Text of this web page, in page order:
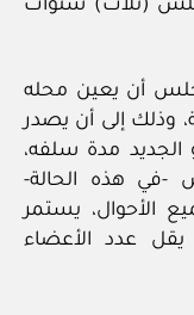
(ثلاث) سنوات
أن يعين محله
وذلك إلى أن يصدر
الجديد مدة سلفه،
-في هذه الحالة-
الأحوال، يستمر
عدد الأعضاء